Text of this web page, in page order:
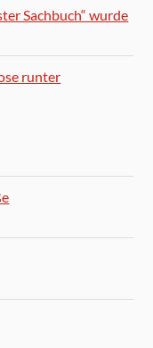
Sachbuch“ wurde
runter